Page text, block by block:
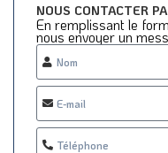
NOUS CONTACTER
En remplissant le
nous envoyer un